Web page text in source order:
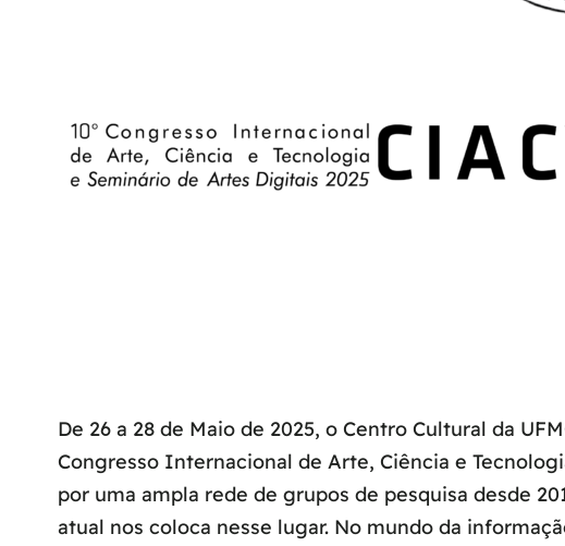
De 26 a 28 de Maio de 2025, o Centro Cultural da
Congresso Internacional de Arte, Ciência e
por uma ampla rede de grupos de pesquisa desde
atual nos coloca nesse lugar. No mundo da